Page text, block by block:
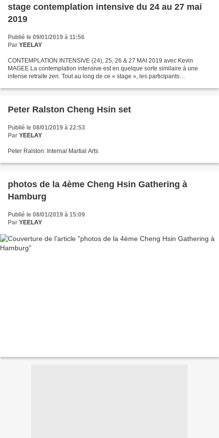
stage contemplation intensive du 24 au 27 mai
2019
Publié le 09/01/2019 à 11:56
Par YEELAY
CONTEMPLATION INTENSIVE (24), 25, 26 & 27 MAI 2019 avec Kevin
MAGEE La contemplation intensive est en quelque sorte similaire à une
intense retraite zen. Tout au long de ce « stage », les participants
Peter Ralston Cheng Hsin set
Publié le 08/01/2019 à 22:53
Par YEELAY
Peter Ralston: Internal Martial Arts
photos de la 4ème Cheng Hsin Gathering à
Hamburg
Publié le 08/01/2019 à 15:09
Par YEELAY